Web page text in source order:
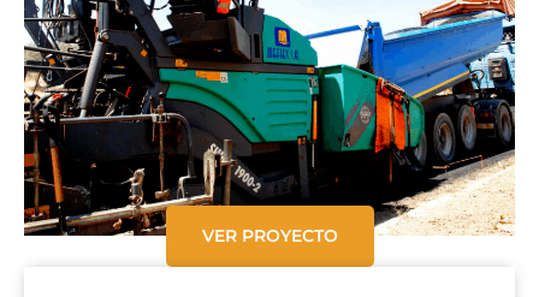
VER PROYECTO